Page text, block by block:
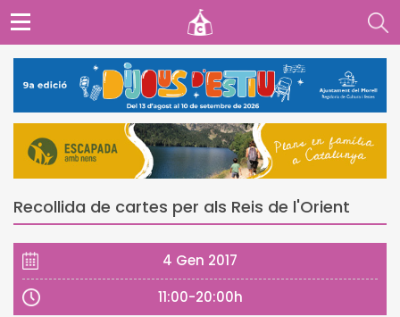
Recollida de cartes per als Reis de l'Orient
4 Gen 2017
11:00-20:00h